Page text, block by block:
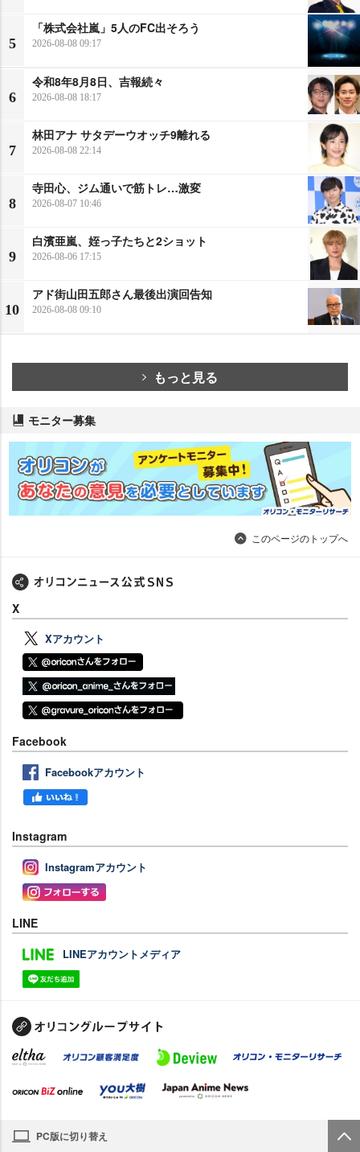
5
「株式会社嵐」5人のFC出そろう
2026-08-08 09:17
6
令和8年8月8日、吉報続々
2026-08-08 18:17
7
林田アナ サタデーウオッチ9離れる
2026-08-08 22:14
8
寺田心、ジム通いで筋トレ…激変
2026-08-07 10:46
9
白濱亜嵐、姪っ子たちと2ショット
2026-08-06 17:15
10
アド街山田五郎さん最後出演回告知
2026-08-08 09:10
もっと見る
モニター募集
このページのトップへ
X
Xアカウント
Facebook
Facebookアカウント
Instagram
Instagramアカウント
LINE
LINEアカウントメディア
PC版に切り替え